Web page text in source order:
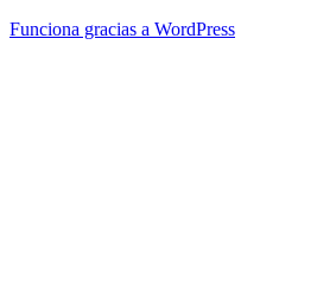
Funciona gracias a WordPress